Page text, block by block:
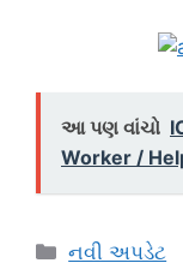
આ પણ વાંચો
Worker /
Categories
નવી અપડેટ